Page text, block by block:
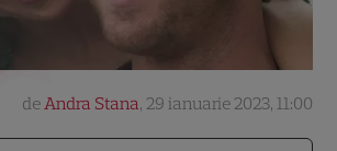
deAndra Stana, 29 ianuarie 2023, 11:00